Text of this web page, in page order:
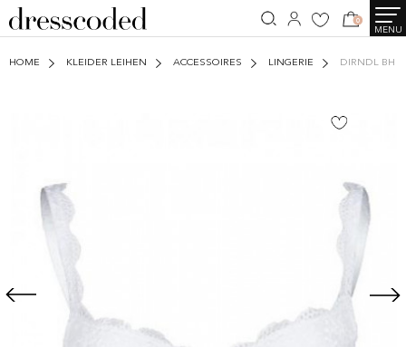
MENU
0
HOME KLEIDER LEIHEN ACCESSOIRES LINGERIE DIRNDL BH